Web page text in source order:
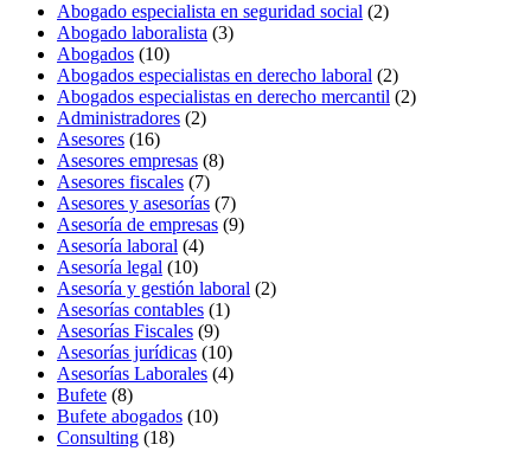
Abogado especialista en seguridad social (2)
Abogado laboralista (3)
Abogados (10)
Abogados especialistas en derecho laboral (2)
Abogados especialistas en derecho mercantil (2)
Administradores (2)
Asesores (16)
Asesores empresas (8)
Asesores fiscales (7)
Asesores y asesorías (7)
Asesoría de empresas (9)
Asesoría laboral (4)
Asesoría legal (10)
Asesoría y gestión laboral (2)
Asesorías contables (1)
Asesorías Fiscales (9)
Asesorías jurídicas (10)
Asesorías Laborales (4)
Bufete (8)
Bufete abogados (10)
Consulting (18)